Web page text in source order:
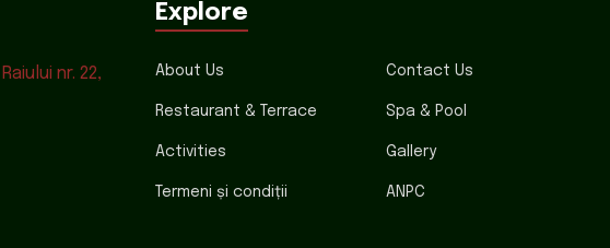
nr. 22,
Explore
About Us Contact Us
Restaurant & Terrace Spa & Pool
Activities Gallery
Termeni și condiții ANPC